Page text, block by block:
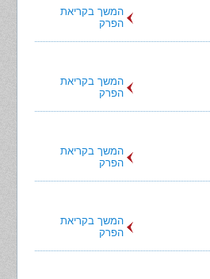
המשך בקריאת
הפרק
המשך בקריאת
הפרק
המשך בקריאת
הפרק
המשך בקריאת
הפרק